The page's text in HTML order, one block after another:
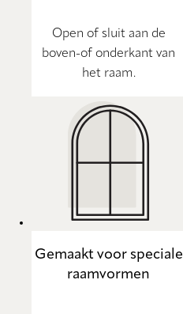
Open of sluit aan de
boven-of onderkant van
het raam.
Gemaakt voor speciale
raamvormen